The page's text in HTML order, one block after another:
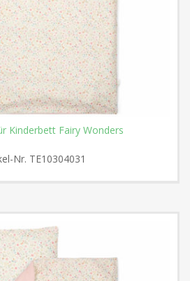
Kinderbett Fairy Wonders
Nr. TE10304031